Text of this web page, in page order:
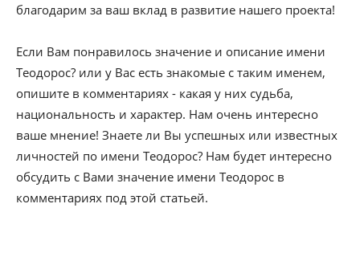
благодарим за ваш вклад в развитие нашего проекта!
Если Вам понравилось значение и описание имени
Теодорос? или у Вас есть знакомые с таким именем,
опишите в комментариях - какая у них судьба,
национальность и характер. Нам очень интересно
ваше мнение! Знаете ли Вы успешных или известных
личностей по имени Теодорос? Нам будет интересно
обсудить с Вами значение имени Теодорос в
комментариях под этой статьей.